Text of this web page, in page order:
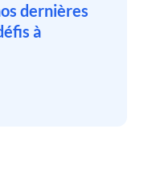
dernières
à